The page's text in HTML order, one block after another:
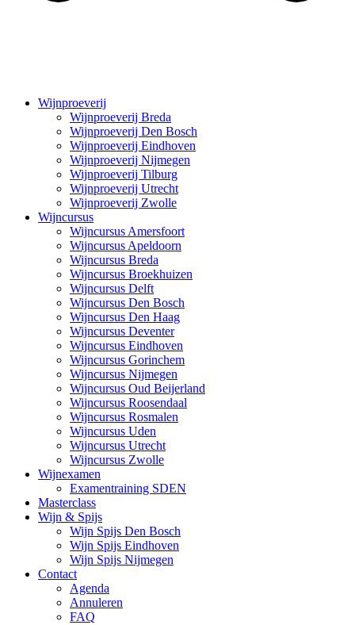
Wijnproeverij
Wijnproeverij Breda
Wijnproeverij Den Bosch
Wijnproeverij Eindhoven
Wijnproeverij Nijmegen
Wijnproeverij Tilburg
Wijnproeverij Utrecht
Wijnproeverij Zwolle
Wijncursus
Wijncursus Amersfoort
Wijncursus Apeldoorn
Wijncursus Breda
Wijncursus Broekhuizen
Wijncursus Delft
Wijncursus Den Bosch
Wijncursus Den Haag
Wijncursus Deventer
Wijncursus Eindhoven
Wijncursus Gorinchem
Wijncursus Nijmegen
Wijncursus Oud Beijerland
Wijncursus Roosendaal
Wijncursus Rosmalen
Wijncursus Uden
Wijncursus Utrecht
Wijncursus Zwolle
Wijnexamen
Examentraining SDEN
Masterclass
Wijn & Spijs
Wijn Spijs Den Bosch
Wijn Spijs Eindhoven
Wijn Spijs Nijmegen
Contact
Agenda
Annuleren
FAQ